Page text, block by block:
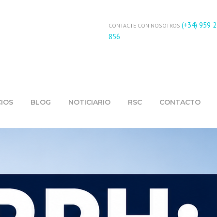
CONTACTE CON NOSOTROS (+34) 959
856
BLOG NOTICIARIO RSC CONTACTO